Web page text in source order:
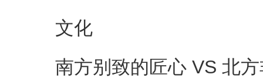
文化
南方别致的匠心 VS 北方